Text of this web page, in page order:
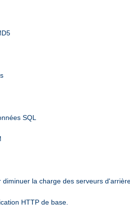
SQL
la charge des serveurs
HTTP de base.